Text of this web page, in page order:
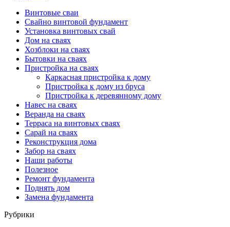
Винтовые сваи
Свайно винтовой фундамент
Установка винтовых свай
Дом на сваях
Хозблоки на сваях
Бытовки на сваях
Пристройка на сваях
Каркасная пристройка к дому
Пристройка к дому из бруса
Пристройка к деревянному дому
Навес на сваях
Веранда на сваях
Терраса на винтовых сваях
Cарай на сваях
Реконструкция дома
Забор на сваях
Наши работы
Полезное
Ремонт фундамента
Поднять дом
Замена фундамента
Рубрики